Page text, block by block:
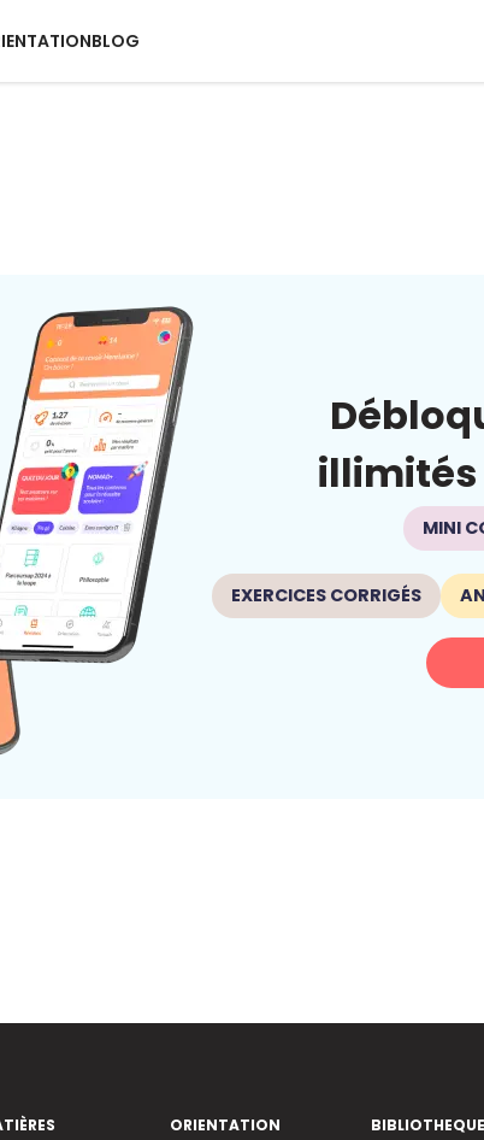
BLOG
illimités
MINI
EXERCICES CORRIGÉS
ORIENTATION